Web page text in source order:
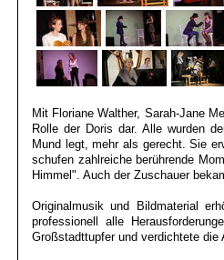
Mit Floriane Walther, Sarah-Jane
Rolle der Doris dar. Alle wurden
Mund legt, mehr als gerecht. Sie
schufen zahlreiche berührende
Himmel". Auch der Zuschauer
Originalmusik und Bildmaterial
professionell alle
Großstadttupfer und verdichtete die